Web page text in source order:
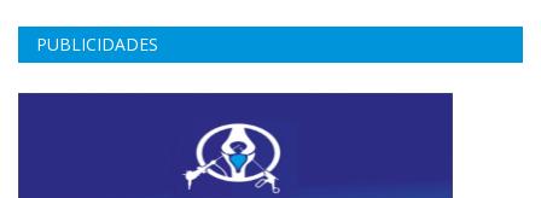
PUBLICIDADES